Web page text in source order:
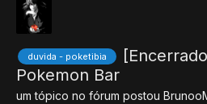
duvida - poketibia
Pokemon Bar
um tópico no fórum postou